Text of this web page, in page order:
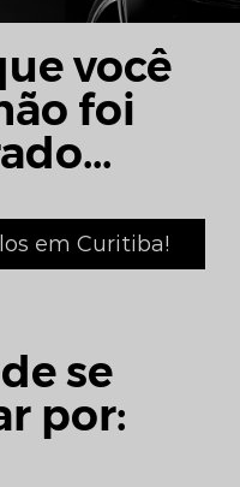
você
foi
em Curitiba!
se
por: